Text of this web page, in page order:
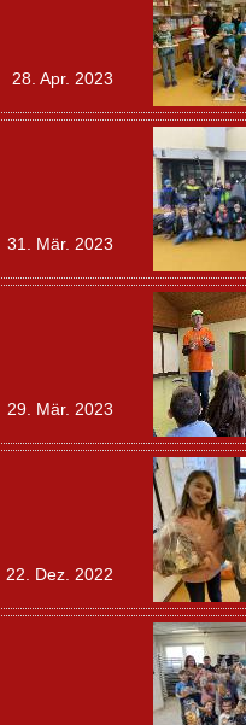
28. Apr. 2023
31. Mär. 2023
29. Mär. 2023
22. Dez. 2022